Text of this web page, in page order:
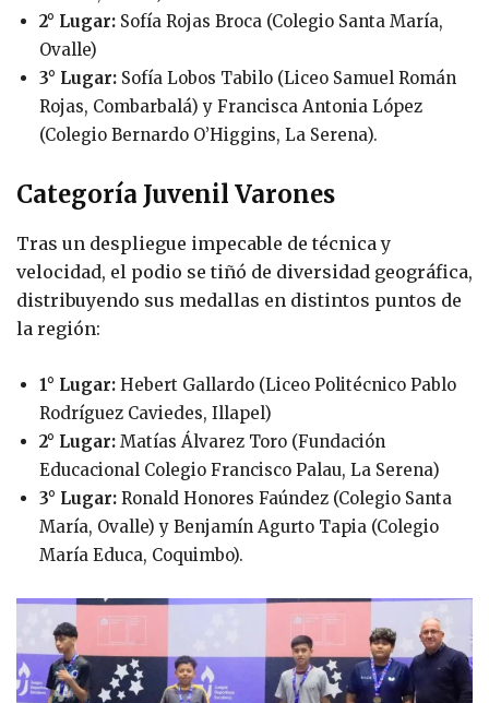
2° Lugar: Sofía Rojas Broca (Colegio Santa María,
Ovalle)
3° Lugar: Sofía Lobos Tabilo (Liceo Samuel Román
Rojas, Combarbalá) y Francisca Antonia López
(Colegio Bernardo O’Higgins, La Serena).
Categoría Juvenil Varones
Tras un despliegue impecable de técnica y
velocidad, el podio se tiñó de diversidad geográfica,
distribuyendo sus medallas en distintos puntos de
la región:
1° Lugar: Hebert Gallardo (Liceo Politécnico Pablo
Rodríguez Caviedes, Illapel)
2° Lugar: Matías Álvarez Toro (Fundación
Educacional Colegio Francisco Palau, La Serena)
3° Lugar: Ronald Honores Faúndez (Colegio Santa
María, Ovalle) y Benjamín Agurto Tapia (Colegio
María Educa, Coquimbo).